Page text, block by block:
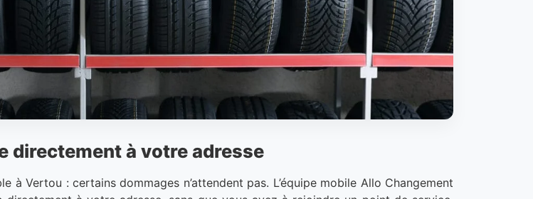
directement à votre adresse
à Vertou : certains dommages n’attendent pas. L’équipe mobile Allo Changement